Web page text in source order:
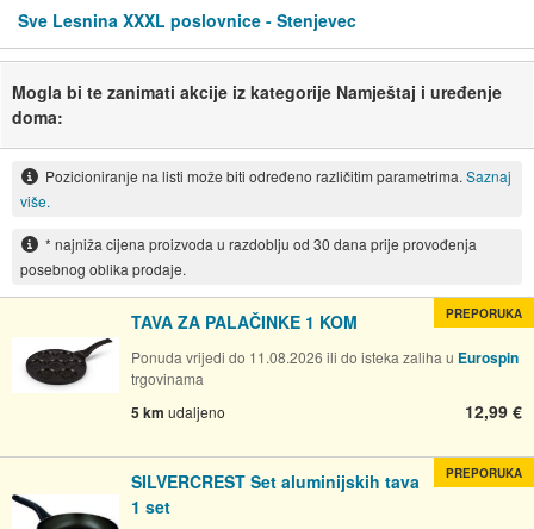
Sve Lesnina XXXL poslovnice - Stenjevec
Mogla bi te zanimati akcije iz kategorije Namještaj i uređenje
doma:
Pozicioniranje na listi može biti određeno različitim parametrima. Saznaj
više.
* najniža cijena proizvoda u razdoblju od 30 dana prije provođenja
posebnog oblika prodaje.
TAVA ZA PALAČINKE 1 KOM
Ponuda vrijedi do 11.08.2026 ili do isteka zaliha u Eurospin
trgovinama
5 km udaljeno 12,99 €
PREPORUKA
SILVERCREST Set aluminijskih tava
1 set
PREPORUKA